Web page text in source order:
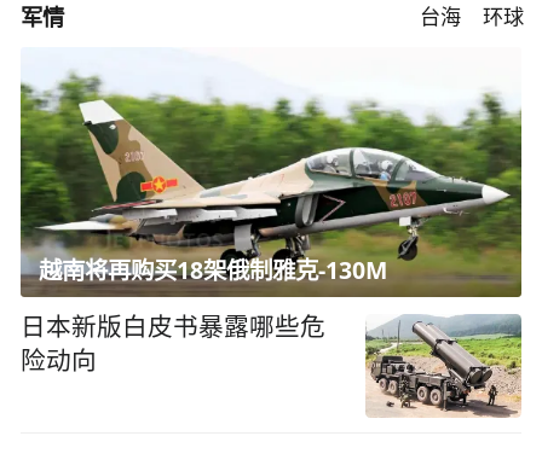
军情 台海 环球
越南将再购买18架俄制雅克-130M
日本新版白皮书暴露哪些危
险动向